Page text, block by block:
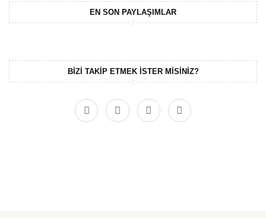
EN SON PAYLAŞIMLAR
BIZI TAKIP ETMEK ISTER MISINIZ?